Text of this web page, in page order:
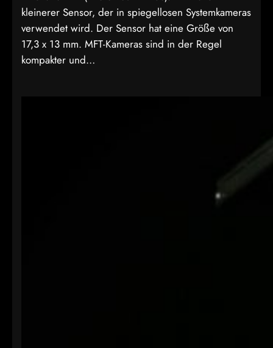
kleinerer Sensor, der in spiegellosen Systemkameras
verwendet wird. Der Sensor hat eine Größe von
17,3 x 13 mm. MFT-Kameras sind in der Regel
kompakter und…